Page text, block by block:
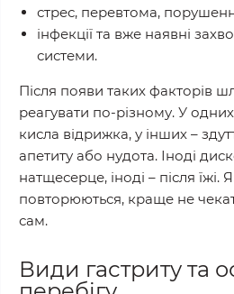
стрес, перевтома,
інфекції та вже наявні
системи.
Після появи таких факторів
реагувати по-різному. У
кисла відрижка, у інших –
апетиту або нудота. Іноді
натщесерце, іноді – після
повторюються, краще не
сам.
Види гастриту та